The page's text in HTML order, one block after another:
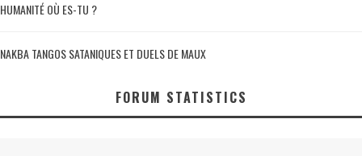
HUMANITÉ OÙ ES-TU ?
NAKBA TANGOS SATANIQUES ET DUELS DE MAUX
FORUM STATISTICS